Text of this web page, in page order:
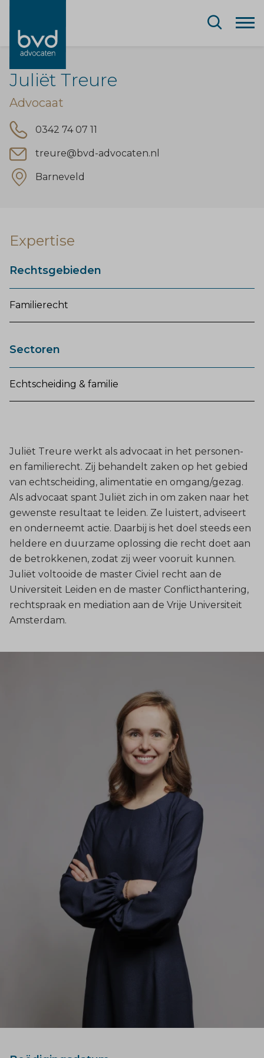
Juliët Treure
Advocaat
0342 74 07 11
treure@bvd-advocaten.nl
Barneveld
Expertise
Rechtsgebieden
Familierecht
Sectoren
Echtscheiding & familie
Juliët Treure werkt als advocaat in het personen-
en familierecht. Zij behandelt zaken op het gebied
van echtscheiding, alimentatie en omgang/gezag.
Als advocaat spant Juliët zich in om zaken naar het
gewenste resultaat te leiden. Ze luistert, adviseert
en onderneemt actie. Daarbij is het doel steeds een
heldere en duurzame oplossing die recht doet aan
de betrokkenen, zodat zij weer vooruit kunnen.
Juliët voltooide de master Civiel recht aan de
Universiteit Leiden en de master Conflicthantering,
rechtspraak en mediation aan de Vrije Universiteit
Amsterdam.